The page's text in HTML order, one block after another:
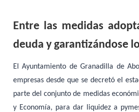
Entre las medidas
deuda y garantizándose
El Ayuntamiento de Granadilla de
empresas desde que se decretó el
parte del conjunto de medidas
y Economía, para dar liquidez a